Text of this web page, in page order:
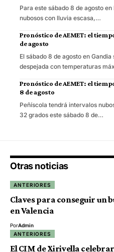
Para este sábado 8 de agosto
nubosos con lluvia escasa,…
Pronóstico de AEMET: el
de agosto
El sábado 8 de agosto en
despejada con temperaturas
Pronóstico de AEMET: el
8 de agosto
Peñíscola tendrá intervalos
32 grados este sábado 8 de…
Otras noticias
ANTERIORES
Claves para conseguir un
en Valencia
PorAdmin
ANTERIORES
El CIM de Xirivella